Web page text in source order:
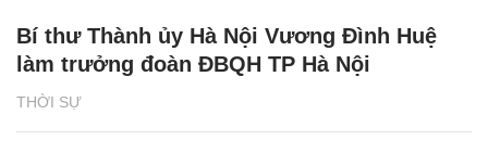
THỜI SỰ
Bí thư Thành ủy Hà Nội Vương Đình Huệ
làm trưởng đoàn ĐBQH TP Hà Nội